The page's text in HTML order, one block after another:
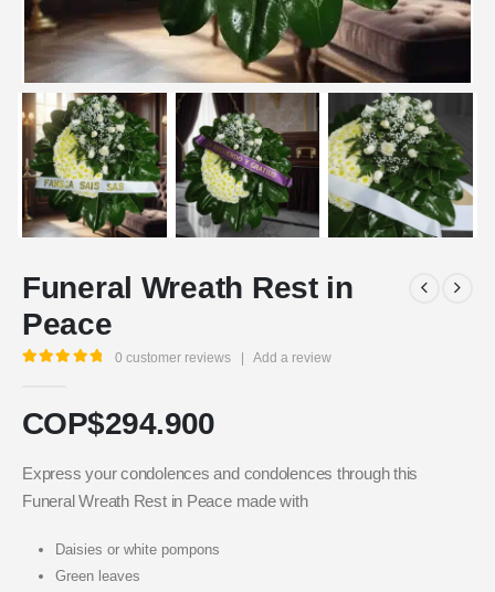
Funeral Wreath Rest in
Peace
0 customer reviews Add a review
COP$294.900
Express your condolences and condolences through this
Funeral Wreath Rest in Peace made with
Daisies or white pompons
Green leaves